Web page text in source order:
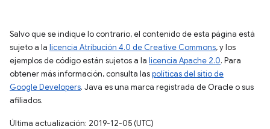
Salvo que se indique lo contrario, el contenido de esta página está
sujeto a la licencia Atribución 4.0 de Creative Commons, y los
ejemplos de código están sujetos a la licencia Apache 2.0. Para
obtener más información, consulta laspolíticas del sitio de
Google Developers. Java es una marca registrada de Oracle o sus
afiliados.
Última actualización: 2019-12-05 (UTC)